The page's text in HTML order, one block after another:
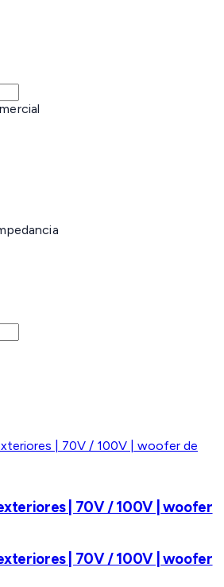
| 70V / 100V | woofer
| 70V / 100V | woofer